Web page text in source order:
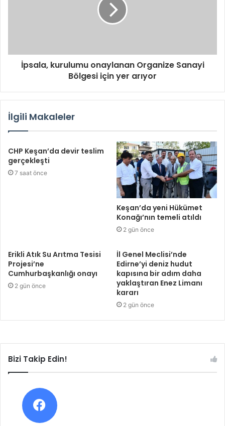
İpsala, kurulumu onaylanan Organize Sanayi
Bölgesi için yer arıyor
İlgili Makaleler
CHP Keşan’da devir teslim
gerçekleşti
7 saat önce
Keşan’da yeni Hükümet
Konağı’nın temeli atıldı
2 gün önce
Erikli Atık Su Arıtma Tesisi
Projesi’ne
Cumhurbaşkanlığı onayı
2 gün önce
İl Genel Meclisi’nde
Edirne’yi deniz hudut
kapısına bir adım daha
yaklaştıran Enez Limanı
kararı
2 gün önce
Bizi Takip Edin!